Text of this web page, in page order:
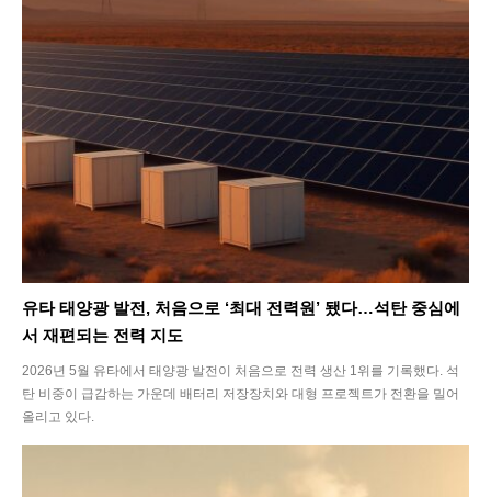
유타 태양광 발전, 처음으로 ‘최대 전력원’ 됐다…석탄 중심에
서 재편되는 전력 지도
2026년 5월 유타에서 태양광 발전이 처음으로 전력 생산 1위를 기록했다. 석
탄 비중이 급감하는 가운데 배터리 저장장치와 대형 프로젝트가 전환을 밀어
올리고 있다.